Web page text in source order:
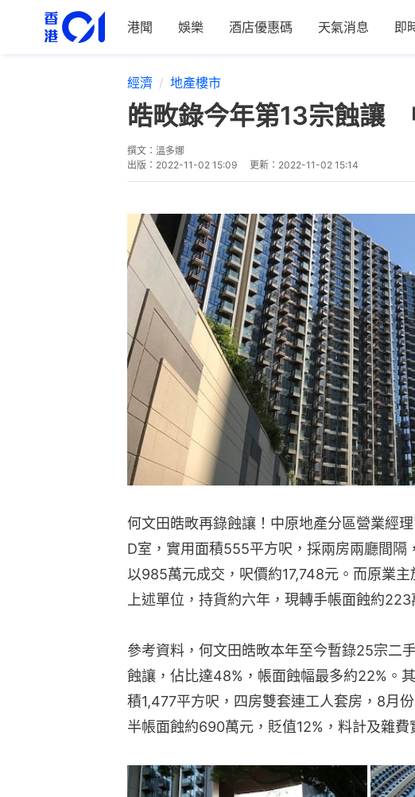
港聞 娛樂 酒店優惠碼 天氣消息 即
經濟 地產樓市
皓畋錄今年第13宗蝕
撰文： 溫多娜
出版： 2022-11-02 15:09 更新： 2022-11-02 15:14
何文田皓畋再錄蝕讓！中原地產分區營業經
D室，實用面積555平方呎，採兩房兩廳間隔
以985萬元成交，呎價約17,748元。而原業
上述單位，持貨約六年，現轉手帳面蝕約
參考資料，何文田皓畋本年至今暫錄25宗二
蝕讓，佔比達48%，帳面蝕幅最多約22%。
積1,477平方呎，四房雙套連工人套房，8月
半帳面蝕約690萬元，貶值12%，料計及雜費